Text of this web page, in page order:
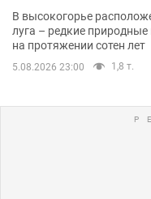
В высокогорье
луга – редкие
на протяжении сотен лет
5.08.2026 23:00 1,8 т.